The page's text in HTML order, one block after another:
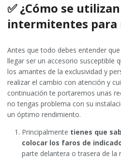
✅ ¿Cómo se
intermitentes para
Antes que todo debes entender
llegar ser un accesorio susceptible
los amantes de la exclusividad y
realizar el cambio con atención y
continuación te portaremos unas
no tengas problema con su
un óptimo rendimiento.
Principalmente tienes que
colocar los faros de
parte delantera o trasera de la